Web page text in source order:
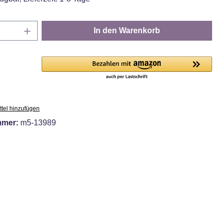
Anzahl: Gib den gewünschten Wert ein
In den Warenkorb
hinzufügen
m5-13989